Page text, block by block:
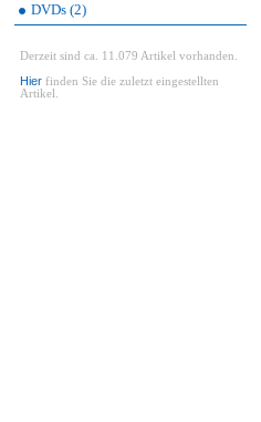
DVDs (2)
Derzeit sind ca. 11.079 Artikel vorhanden.
Hier finden Sie die zuletzt eingestellten
Artikel.